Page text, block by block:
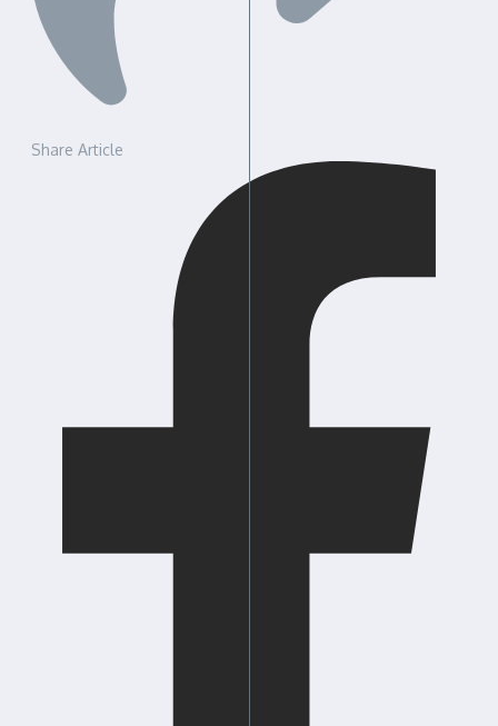
Share Article